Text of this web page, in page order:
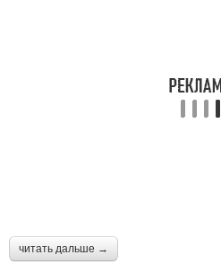
читать дальше →